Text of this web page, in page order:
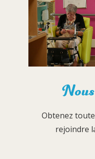
Obtenez
rejoindre